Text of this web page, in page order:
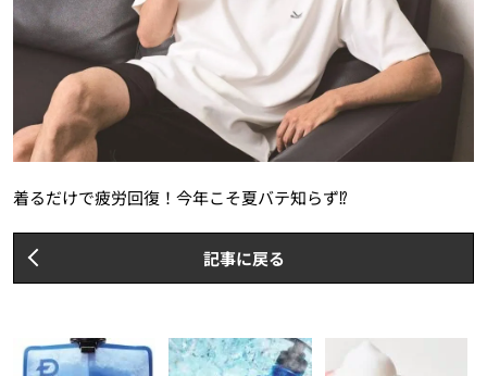
着るだけで疲労回復！今年こそ夏バテ知らず⁉
記事に戻る